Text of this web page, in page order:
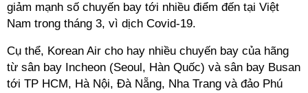
giảm mạnh số chuyến bay tới nhiều điểm đến tại Việt
Nam trong tháng 3, vì dịch Covid-19.
Cụ thể, Korean Air cho hay nhiều chuyến bay của hãng
từ sân bay Incheon (Seoul, Hàn Quốc) và sân bay Busan
tới TP HCM, Hà Nội, Đà Nẵng, Nha Trang và đảo Phú